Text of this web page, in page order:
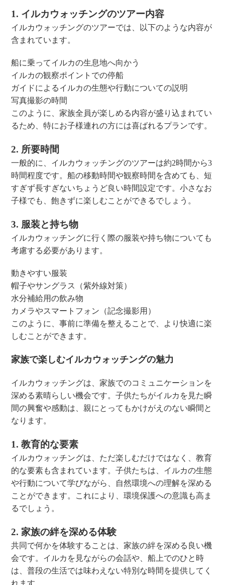
1. イルカウォッチングのツアー内容
イルカウォッチングのツアーでは、以下のような内容が
含まれています。
船に乗ってイルカの生息地へ向かう
イルカの観察ポイントでの停船
ガイドによるイルカの生態や行動についての説明
写真撮影の時間
このように、家族全員が楽しめる内容が盛り込まれてい
るため、特にお子様連れの方には喜ばれるプランです。
2. 所要時間
一般的に、イルカウォッチングのツアーは約2時間から3
時間程度です。船の移動時間や観察時間を含めても、短
すぎず長すぎないちょうど良い時間設定です。小さなお
子様でも、飽きずに楽しむことができるでしょう。
3. 服装と持ち物
イルカウォッチングに行く際の服装や持ち物についても
考慮する必要があります。
動きやすい服装
帽子やサングラス（紫外線対策）
水分補給用の飲み物
カメラやスマートフォン（記念撮影用）
このように、事前に準備を整えることで、より快適に楽
しむことができます。
家族で楽しむイルカウォッチングの魅力
イルカウォッチングは、家族でのコミュニケーションを
深める素晴らしい機会です。子供たちがイルカを見た瞬
間の興奮や感動は、親にとってもかけがえのない瞬間と
なります。
1. 教育的な要素
イルカウォッチングは、ただ楽しむだけではなく、教育
的な要素も含まれています。子供たちは、イルカの生態
や行動について学びながら、自然環境への理解を深める
ことができます。これにより、環境保護への意識も高ま
るでしょう。
2. 家族の絆を深める体験
共同で何かを体験することは、家族の絆を深める良い機
会です。イルカを見ながらの会話や、船上でのひと時
は、普段の生活では味わえない特別な時間を提供してく
れます。